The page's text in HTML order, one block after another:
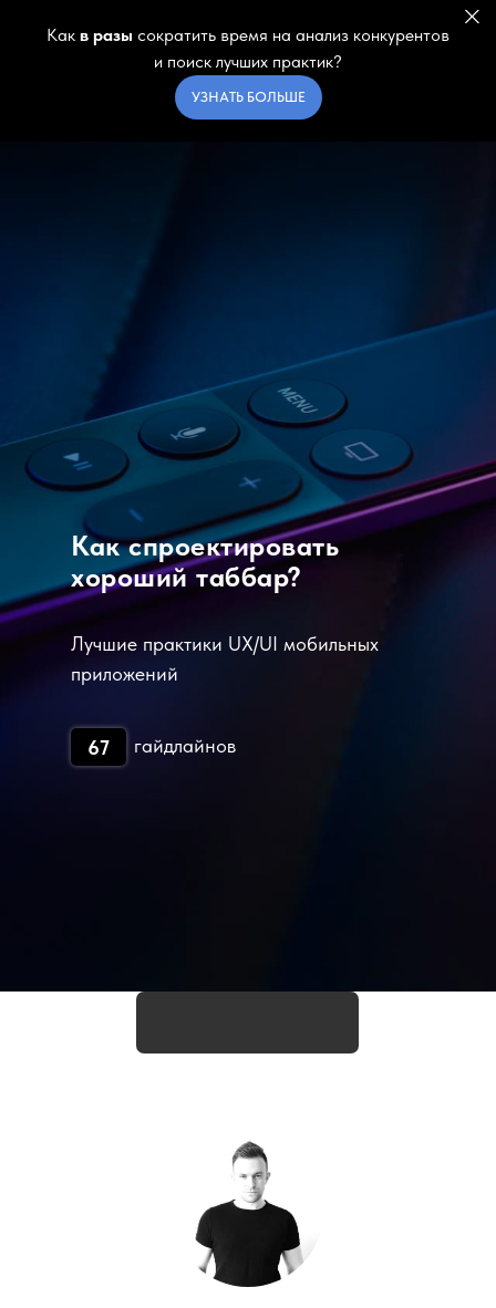
Как в разы сократить время на анализ конкурентов
и поиск лучших практик?
УЗНАТЬ БОЛЬШЕ
Как спроектировать
хороший таббар?
Лучшие практики UX/UI мобильных
приложений
67 гайдлайнов